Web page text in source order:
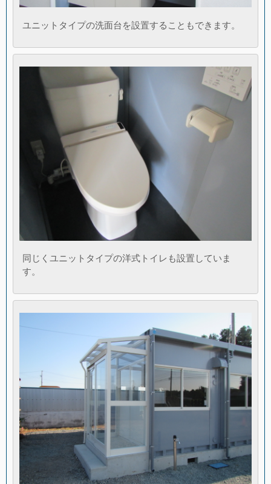
ユニットタイプの洗面台を設置することもできます。
同じくユニットタイプの洋式トイレも設置していま
す。